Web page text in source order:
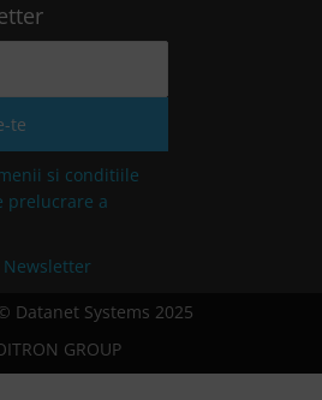
si conditiile
prelucrare a
Datanet Systems 2025
GROUP